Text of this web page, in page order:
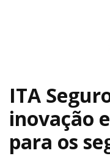
ITA
inovação
para os